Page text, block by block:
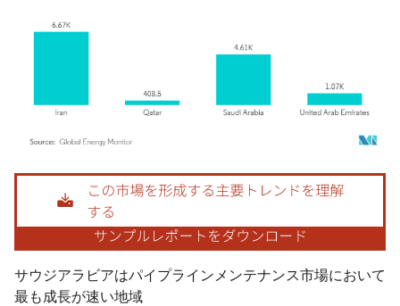
画像 © Mordor Intelligence。再利用にはCC BY 4.0の表示が必要です。
サウジアラビアはパイプラインメンテナンス市場において
最も成長が速い地域